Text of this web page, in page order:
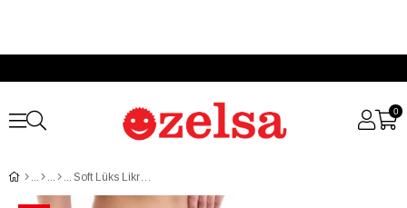
0
Soft Lüks Likralı Esnek Kalın Kumaş Tek Pantolon